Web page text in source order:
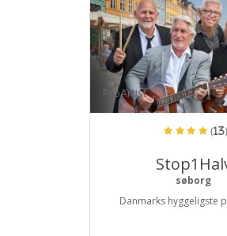
ProArtist
(13)
søborg
Danmarks hyggeligste